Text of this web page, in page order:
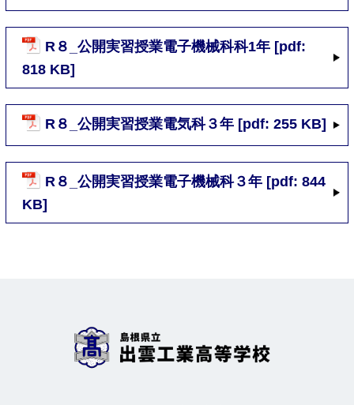
R８_公開実習授業電子機械科科1年 [pdf:
818 KB]
R８_公開実習授業電気科３年 [pdf: 255 KB]
R８_公開実習授業電子機械科３年 [pdf: 844
KB]